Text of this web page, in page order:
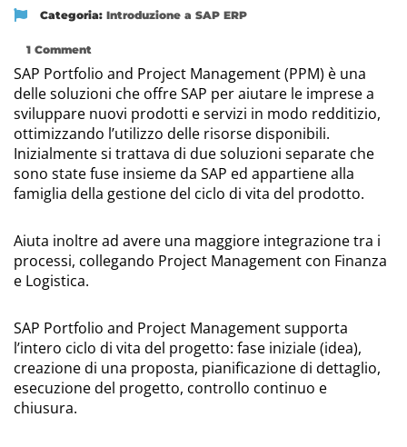
Categoria: Introduzione a SAP ERP
1 Comment
SAP Portfolio and Project Management (PPM) è una
delle soluzioni che offre SAP per aiutare le imprese a
sviluppare nuovi prodotti e servizi in modo redditizio,
ottimizzando l’utilizzo delle risorse disponibili.
Inizialmente si trattava di due soluzioni separate che
sono state fuse insieme da SAP ed appartiene alla
famiglia della gestione del ciclo di vita del prodotto.
Aiuta inoltre ad avere una maggiore integrazione tra i
processi, collegando Project Management con Finanza
e Logistica.
SAP Portfolio and Project Management supporta
l’intero ciclo di vita del progetto: fase iniziale (idea),
creazione di una proposta, pianificazione di dettaglio,
esecuzione del progetto, controllo continuo e
chiusura.